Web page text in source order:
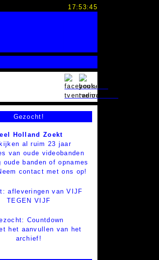
17:53:45
Gezocht!
Holland Zoekt
al ruim 23 jaar
van oude videobanden
oude banden of opnames
contact met ons op!
afleveringen van VIJF
TEGEN VIJF
Countdown
het aanvullen van het
archief!